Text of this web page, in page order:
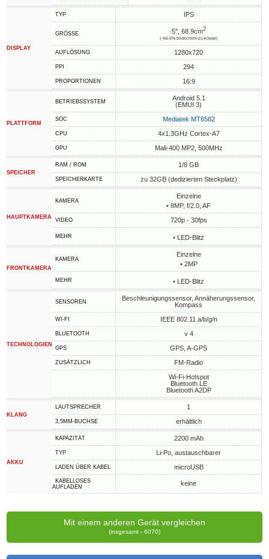
DISPLAY
TYP IPS
GRÖSSE 5", 68.9cm2
(~66.6% bildschirm-zu-körper)
AUFLÖSUNG 1280x720
PPI 294
PROPORTIONEN 16:9
PLATTFORM
BETRIEBSSYSTEM
Android 5.1
(EMUI 3)
SOC Mediatek MT6582
CPU 4x1.3GHz Cortex-A7
GPU Mali-400 MP2, 500MHz
SPEICHER
RAM / ROM 1/8 GB
SPEICHERKARTE zu 32GB (dedizierten Steckplatz)
HAUPTKAMERA
KAMERA
Einzelne
• 8MP, f/2.0, AF
VIDEO 720p - 30fps
MEHR • LED-Blitz
FRONTKAMERA
KAMERA
Einzelne
• 2MP
MEHR • LED-Blitz
TECHNOLOGIEN
SENSOREN
Beschleunigungssensor, Annäherungssensor,
Kompass
WI-FI IEEE 802.11 a/b/g/n
BLUETOOTH v 4
GPS GPS, A-GPS
ZUSÄTZLICH
FM-Radio
Wi-Fi-Hotspot
Bluetooth LE
Bluetooth A2DP
KLANG
LAUTSPRECHER 1
3,5MM-BUCHSE erhältlich
AKKU
KAPAZITÄT 2200 mAh
TYP Li-Po, austauschbarer
LADEN ÜBER KABEL microUSB
KABELLOSES
AUFLADEN
keine
Mit einem anderen Gerät vergleichen
(insgesamt - 6070)